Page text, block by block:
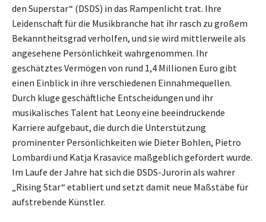
den Superstar“ (DSDS) in das Rampenlicht trat. Ihre
Leidenschaft für die Musikbranche hat ihr rasch zu großem
Bekanntheitsgrad verholfen, und sie wird mittlerweile als
angesehene Persönlichkeit wahrgenommen. Ihr
geschätztes Vermögen von rund 1,4 Millionen Euro gibt
einen Einblick in ihre verschiedenen Einnahmequellen.
Durch kluge geschäftliche Entscheidungen und ihr
musikalisches Talent hat Leony eine beeindruckende
Karriere aufgebaut, die durch die Unterstützung
prominenter Persönlichkeiten wie Dieter Bohlen, Pietro
Lombardi und Katja Krasavice maßgeblich gefördert wurde.
Im Laufe der Jahre hat sich die DSDS-Jurorin als wahrer
„Rising Star“ etabliert und setzt damit neue Maßstäbe für
aufstrebende Künstler.